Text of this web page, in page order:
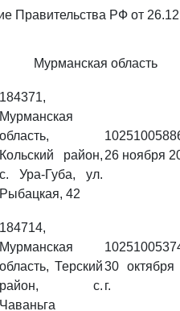
Правительства РФ от
Мурманская область
184371,
Мурманская
область,
Кольский район,
с. Ура-Губа, ул.
Рыбацкая, 42
26 ноября
184714,
Мурманская
область, Терский
район, с.
Чаваньга
30 октября
г.